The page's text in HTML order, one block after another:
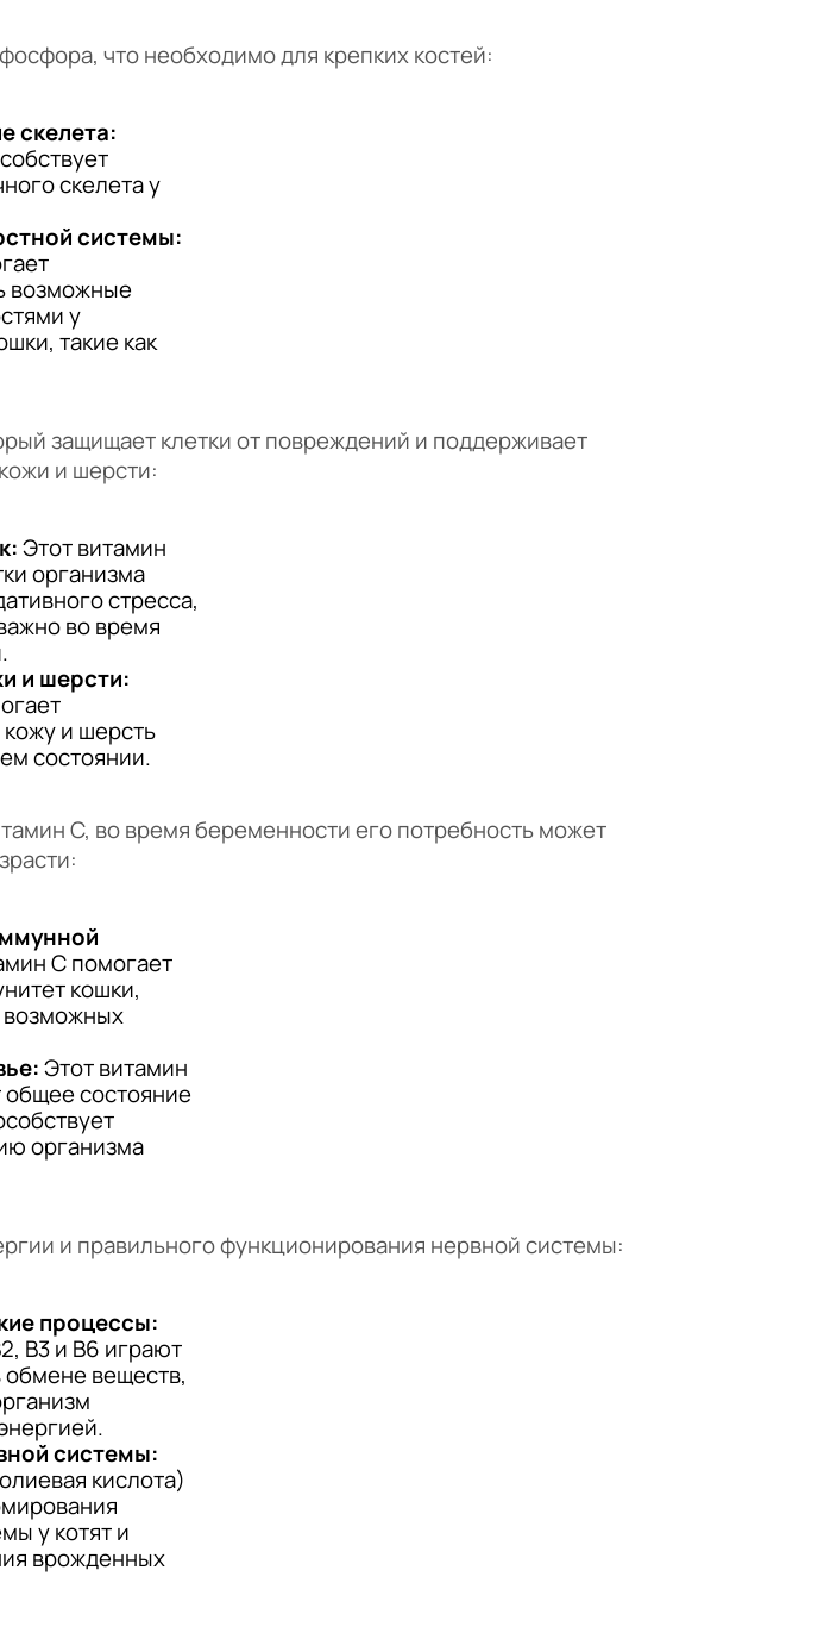
что необходимо для крепких костей:
скелета:
скелета у
системы:
возможные
у
такие как
защищает клетки от повреждений и поддерживает
и шерсти:
Этот витамин
организма
стресса,
во время
и шерсти:
и шерсть
состоянии.
C, во время беременности его потребность может
C помогает
кошки,
Этот витамин
состояние
организма
и правильного функционирования нервной системы:
процессы:
B3 и B6 играют
веществ,
системы:
кислота)
у котят и
врожденных